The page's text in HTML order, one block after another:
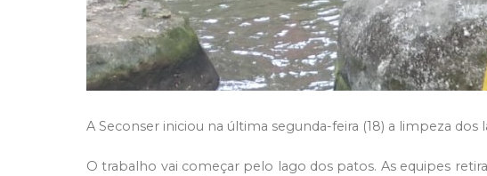
A Seconser iniciou na última segunda-feira (18) a limpeza dos
O trabalho vai começar pelo lago dos patos. As equipes